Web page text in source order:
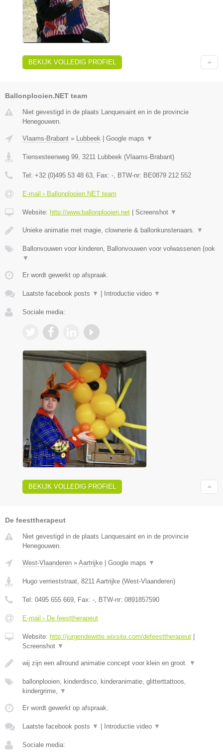
BEKIJK VOLLEDIG PROFIEL
Ballonplooien.NET team
Niet gevestigd in de plaats Lanquesaint en in de provincie
Henegouwen.
Vlaams-Brabant » Lubbeek Google maps ▼
Tiensesteenweg 99, 3211 Lubbeek (Vlaams-Brabant)
Tel: +32 (0)495 53 48 63, Fax: -, BTW-nr: BE0879 212 552
E-mail › Ballonplooien.NET team
Website: http://www.ballonplooien.net Screenshot ▼
Unieke animatie met magie, clownerie & ballonkunstenaars. ▼
Ballonvouwen voor kinderen, Ballonvouwen voor volwassenen (ook
▼
Er wordt gewerkt op afspraak.
Laatste facebook posts ▼ Introductie video ▼
Sociale media:
BEKIJK VOLLEDIG PROFIEL
De feesttherapeut
Niet gevestigd in de plaats Lanquesaint en in de provincie
Henegouwen.
West-Vlaanderen » Aartrijke | Google maps ▼
Hugo verrieststraat 8211 Aartrijke (West-Vlaanderen)
Tel: 0495 655 669 , Fax: - , BTW-nr: 0891857590
E-mail › De feesttherapeut
Website: http://jurgendewitte.wixsite.com/defeesttherapeut |
Screenshot ▼
wij zijn een allround animatie concept voor klein en groot. ▼
ballonplooien, kinderdisco, kinderanimatie, glitterttattoos,
kindergrime,
▼
Er wordt gewerkt op afspraak.
Laatste facebook posts ▼ | Introductie video ▼
Sociale media: